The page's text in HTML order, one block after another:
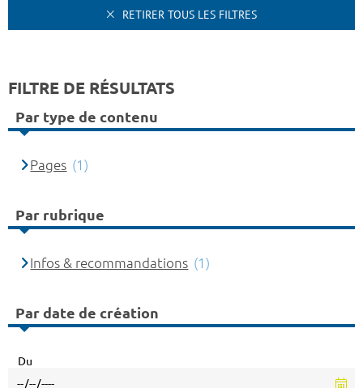
RETIRER TOUS LES FILTRES
FILTRE DE RÉSULTATS
Par type de contenu
Pages (1)
Par rubrique
Infos & recommandations (1)
Par date de création
Du